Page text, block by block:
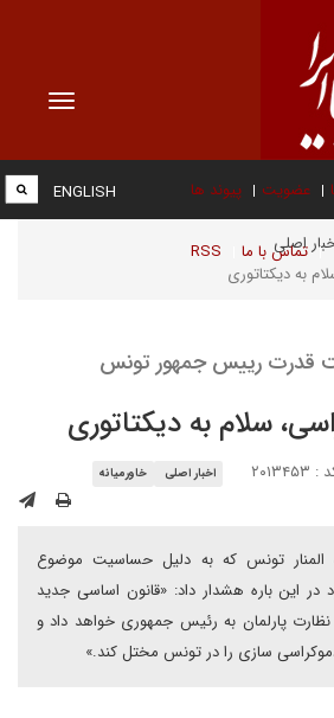
Toggle
عضویت پیوند ها
تماس با ما RSS
ENGLISH
اصلی
به دیکتاتوری
قدرت رییس جمهور تونس
سلام به دیکتاتوری
اخبار اصلی خاورمیانه
المنار تونس که به دلیل حساسیت موضوع
این باره هشدار داد: «قانون اساسی جدید
پارلمان به رئیس جمهوری خواهد داد و
سازی را در تونس مختل کند.»